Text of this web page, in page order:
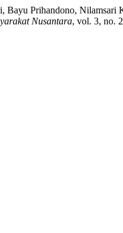
Prihandono,
Nusantara, vol. 3, no.